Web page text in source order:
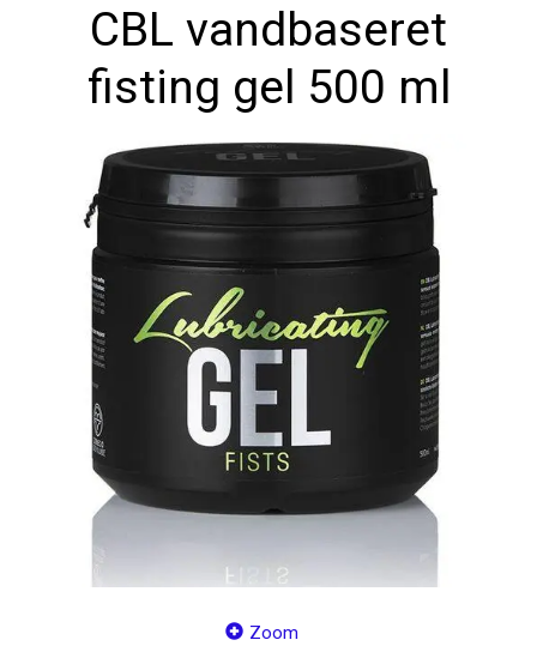
CBL vandbaseret
fisting gel 500 ml
Zoom